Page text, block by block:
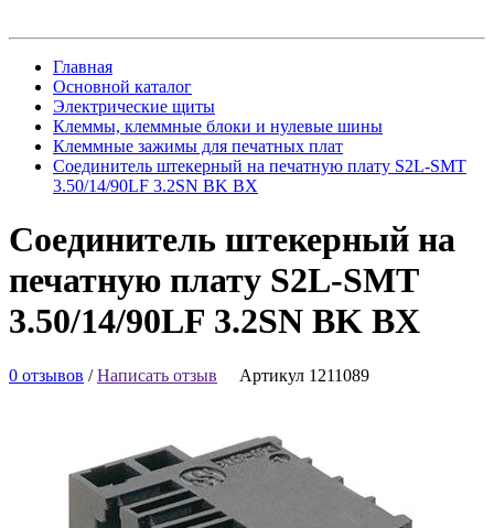
Главная
Основной каталог
Электрические щиты
Клеммы, клеммные блоки и нулевые шины
Клеммные зажимы для печатных плат
Соединитель штекерный на печатную плату S2L-SMT
3.50/14/90LF 3.2SN BK BX
Соединитель штекерный на
печатную плату S2L-SMT
3.50/14/90LF 3.2SN BK BX
0 отзывов /Написать отзыв Артикул 1211089